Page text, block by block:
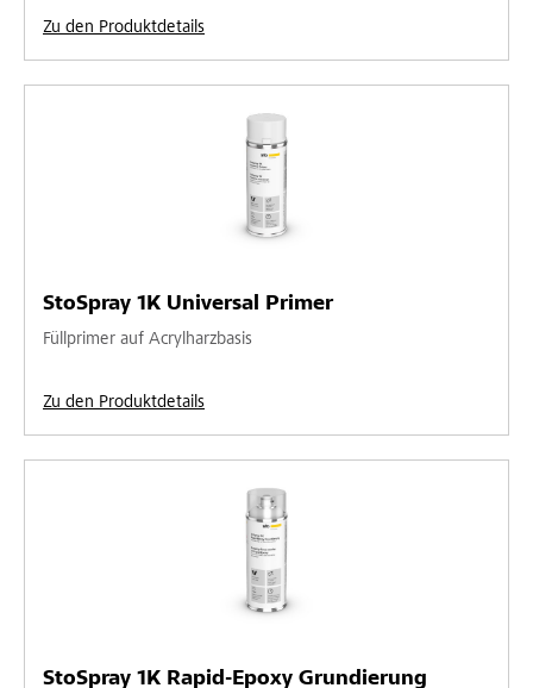
Zu den Produktdetails
StoSpray 1K Universal Primer
Füllprimer auf Acrylharzbasis
Zu den Produktdetails
StoSpray 1K Rapid-Epoxy Grundierung